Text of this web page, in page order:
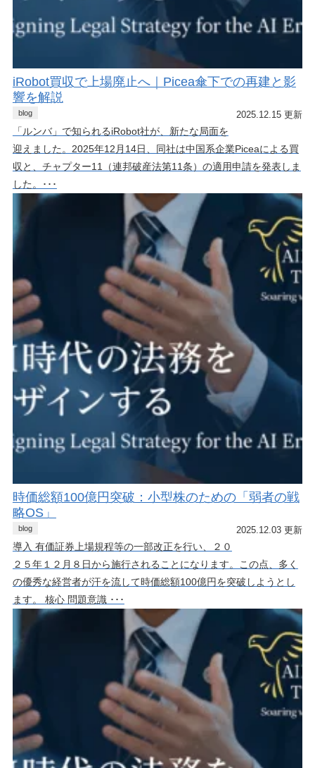
iRobot買収で上場廃止へ｜Picea傘下での再建と影
響を解説
blog 2025.12.15 更新
「ルンバ」で知られるiRobot社が、新たな局面を
迎えました。2025年12月14日、同社は中国系企業Piceaによる買
収と、チャプター11（連邦破産法第11条）の適用申請を発表しま
した。･･･
時価総額100億円突破：小型株のための「弱者の戦
略OS」
blog 2025.12.03 更新
導入 有価証券上場規程等の一部改正を行い、２０
２５年１２月８日から施行されることになります。この点、多く
の優秀な経営者が汗を流して時価総額100億円を突破しようとし
ます。 核心 問題意識 ･･･